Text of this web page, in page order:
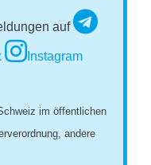
auf
Instagram
im öffentlichen
andere